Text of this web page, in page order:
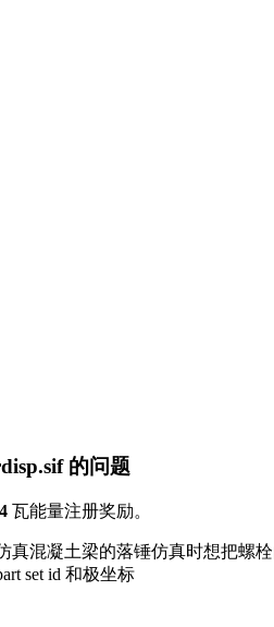
的问题
4 瓦能量注册奖励。
真混凝土梁的落锤仿真时想把螺
set id 和极坐标